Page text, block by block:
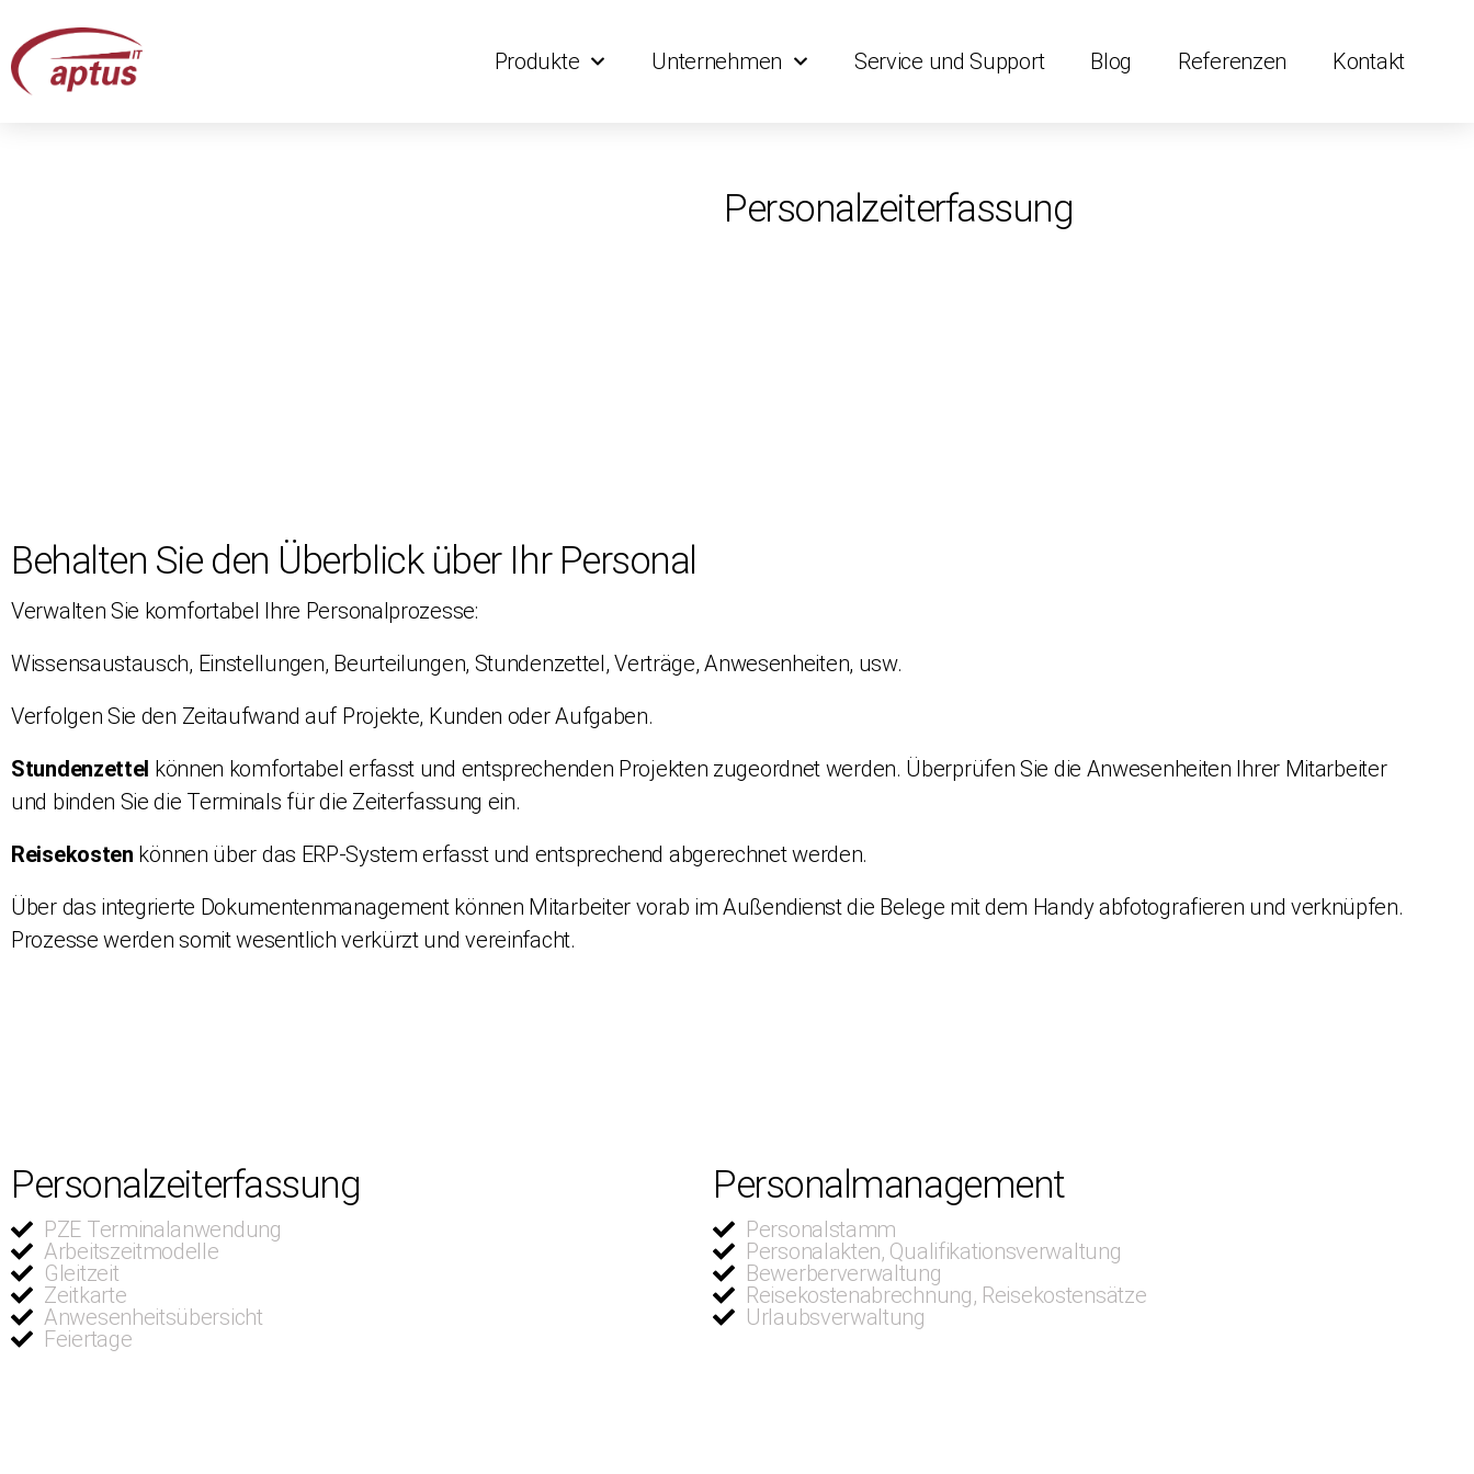
Produkte Unternehmen Service und Support Blog Referenzen Kontakt
Personalzeiterfassung
Behalten Sie den Überblick über Ihr Personal
Verwalten Sie komfortabel Ihre Personalprozesse:
Wissensaustausch, Einstellungen, Beurteilungen, Stundenzettel, Verträge, Anwesenheiten, usw.
Verfolgen Sie den Zeitaufwand auf Projekte, Kunden oder Aufgaben.
Stundenzettel können komfortabel erfasst und entsprechenden Projekten zugeordnet werden. Überprüfen Sie die Anwesenheiten Ihrer Mitarbeiter
und binden Sie die Terminals für die Zeiterfassung ein.
Reisekosten können über das ERP-System erfasst und entsprechend abgerechnet werden.
Über das integrierte Dokumentenmanagement können Mitarbeiter vorab im Außendienst die Belege mit dem Handy abfotografieren und verknüpfen.
Prozesse werden somit wesentlich verkürzt und vereinfacht.
Personalzeiterfassung
PZE Terminalanwendung
Arbeitszeitmodelle
Gleitzeit
Zeitkarte
Anwesenheitsübersicht
Feiertage
Personalmanagement
Personalstamm
Personalakten, Qualifikationsverwaltung
Bewerberverwaltung
Reisekostenabrechnung, Reisekostensätze
Urlaubsverwaltung